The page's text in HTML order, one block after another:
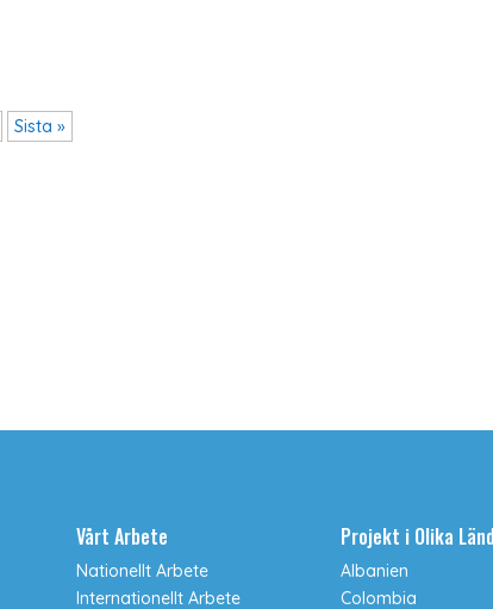
Sista »
Vårt Arbete
Nationellt Arbete
Internationellt Arbete
Projekt i Olika
Albanien
Colombia